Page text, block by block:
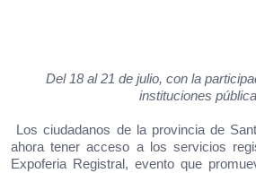
Del 18 al 21 de julio, con la
instituciones
Los ciudadanos de la provincia de
ahora tener acceso a los servicios
Expoferia Registral, evento que